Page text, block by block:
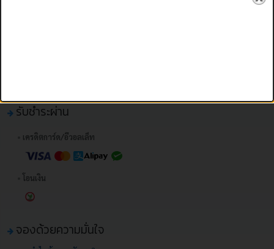
รับชำระผ่าน
เครดิตการ์ด/อีวอลเล็ท
โอนเงิน
จองด้วยความมั่นใจ